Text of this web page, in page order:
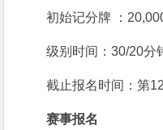
初始记分牌 ：
级别时间：30/20分
截止报名时间：第
赛事报名